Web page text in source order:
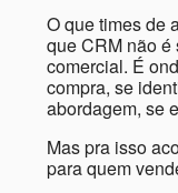
O que times de
que CRM não
comercial. É
compra, se
abordagem, se
Mas pra isso
para quem